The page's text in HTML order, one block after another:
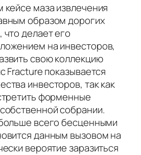
кейсе маза извлечения
образом дорогих
делает его
на инвесторов,
свою коллекцию
Fracture показывается
инвесторов, так как
форменные
собрании.
всего бесценными
данным вызовом на
вероятие заразиться